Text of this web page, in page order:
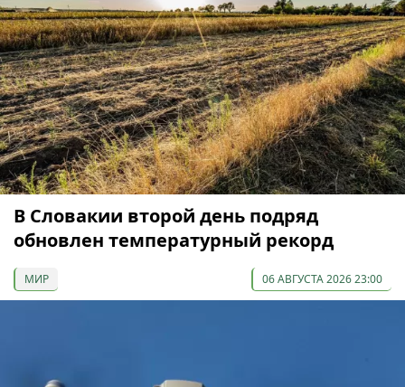
В Словакии второй день подряд
обновлен температурный рекорд
МИР 06 АВГУСТА 2026 23:00